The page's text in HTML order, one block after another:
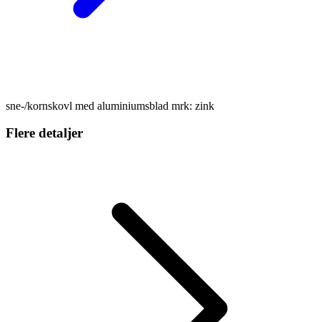
sne-/kornskovl med aluminiumsblad mrk: zink
Flere detaljer